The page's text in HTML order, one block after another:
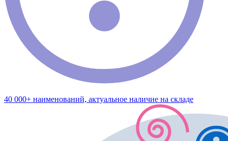
40 000+ наименований, актуальное наличие на складе